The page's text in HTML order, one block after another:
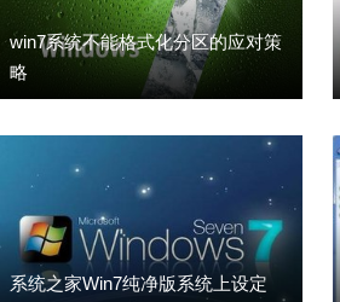
win7系统不能格式化分区的应对策
略
系统之家Win7纯净版系统上设定